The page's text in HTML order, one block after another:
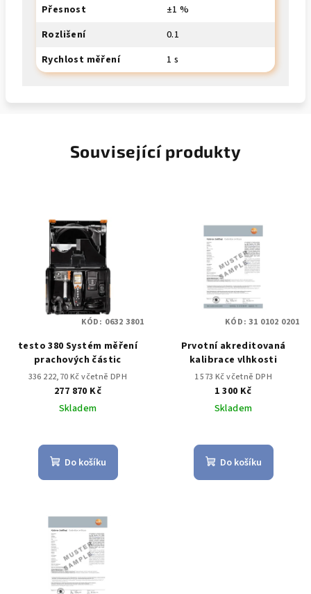
Přesnost
±1 %
Rozlišení
0.1
Rychlost měření
1 s
Související produkty
testo 380 Systém měření
prachových částic
336 222,70 Kč včetně DPH
277 870 Kč
Skladem
Do košíku
KÓD: 0632 3801
Prvotní akreditovaná
kalibrace vlhkosti
1 573 Kč včetně DPH
1 300 Kč
Skladem
Do košíku
KÓD:31 0102 0201